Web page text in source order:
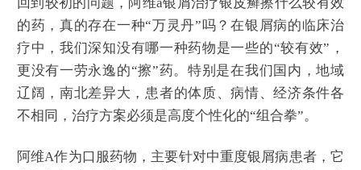
回到较初的问题，阿维a银屑治疗银皮癣擦什么较有效
的药，真的存在一种“万灵丹”吗？在银屑病的临床治
疗中，我们深知没有哪一种药物是一些的“较有效”，
更没有一劳永逸的“擦”药。特别是在我们国内，地域
辽阔，南北差异大，患者的体质、病情、经济条件各
不相同，治疗方案必须是高度个性化的“组合拳”。
阿维A作为口服药物，主要针对中重度银屑病患者，它